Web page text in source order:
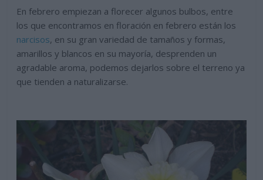
En febrero empiezan a florecer algunos bulbos, entre
los que encontramos en floración en febrero están los
narcisos, en su gran variedad de tamaños y formas,
amarillos y blancos en su mayoría, desprenden un
agradable aroma, podemos dejarlos sobre el terreno ya
que tienden a naturalizarse.